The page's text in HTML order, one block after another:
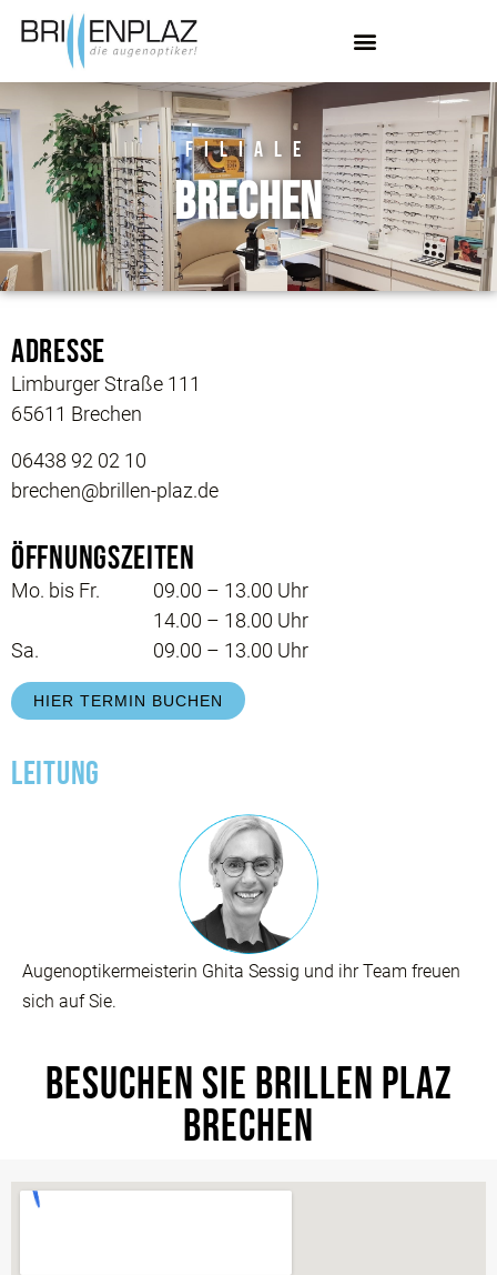
FILIALE
BRECHEN
Adresse
Limburger Straße 111
65611 Brechen
06438 92 02 10
brechen@brillen-plaz.de
Öffnungszeiten
Mo. bis Fr.
Sa.
09.00 – 13.00 Uhr
14.00 – 18.00 Uhr
09.00 – 13.00 Uhr
HIER TERMIN BUCHEN
Leitung
Augenoptikermeisterin Ghita Sessig und ihr Team freuen
sich auf Sie.
BESUCHEN SIE BRILLEN PLAZ
BRECHEN